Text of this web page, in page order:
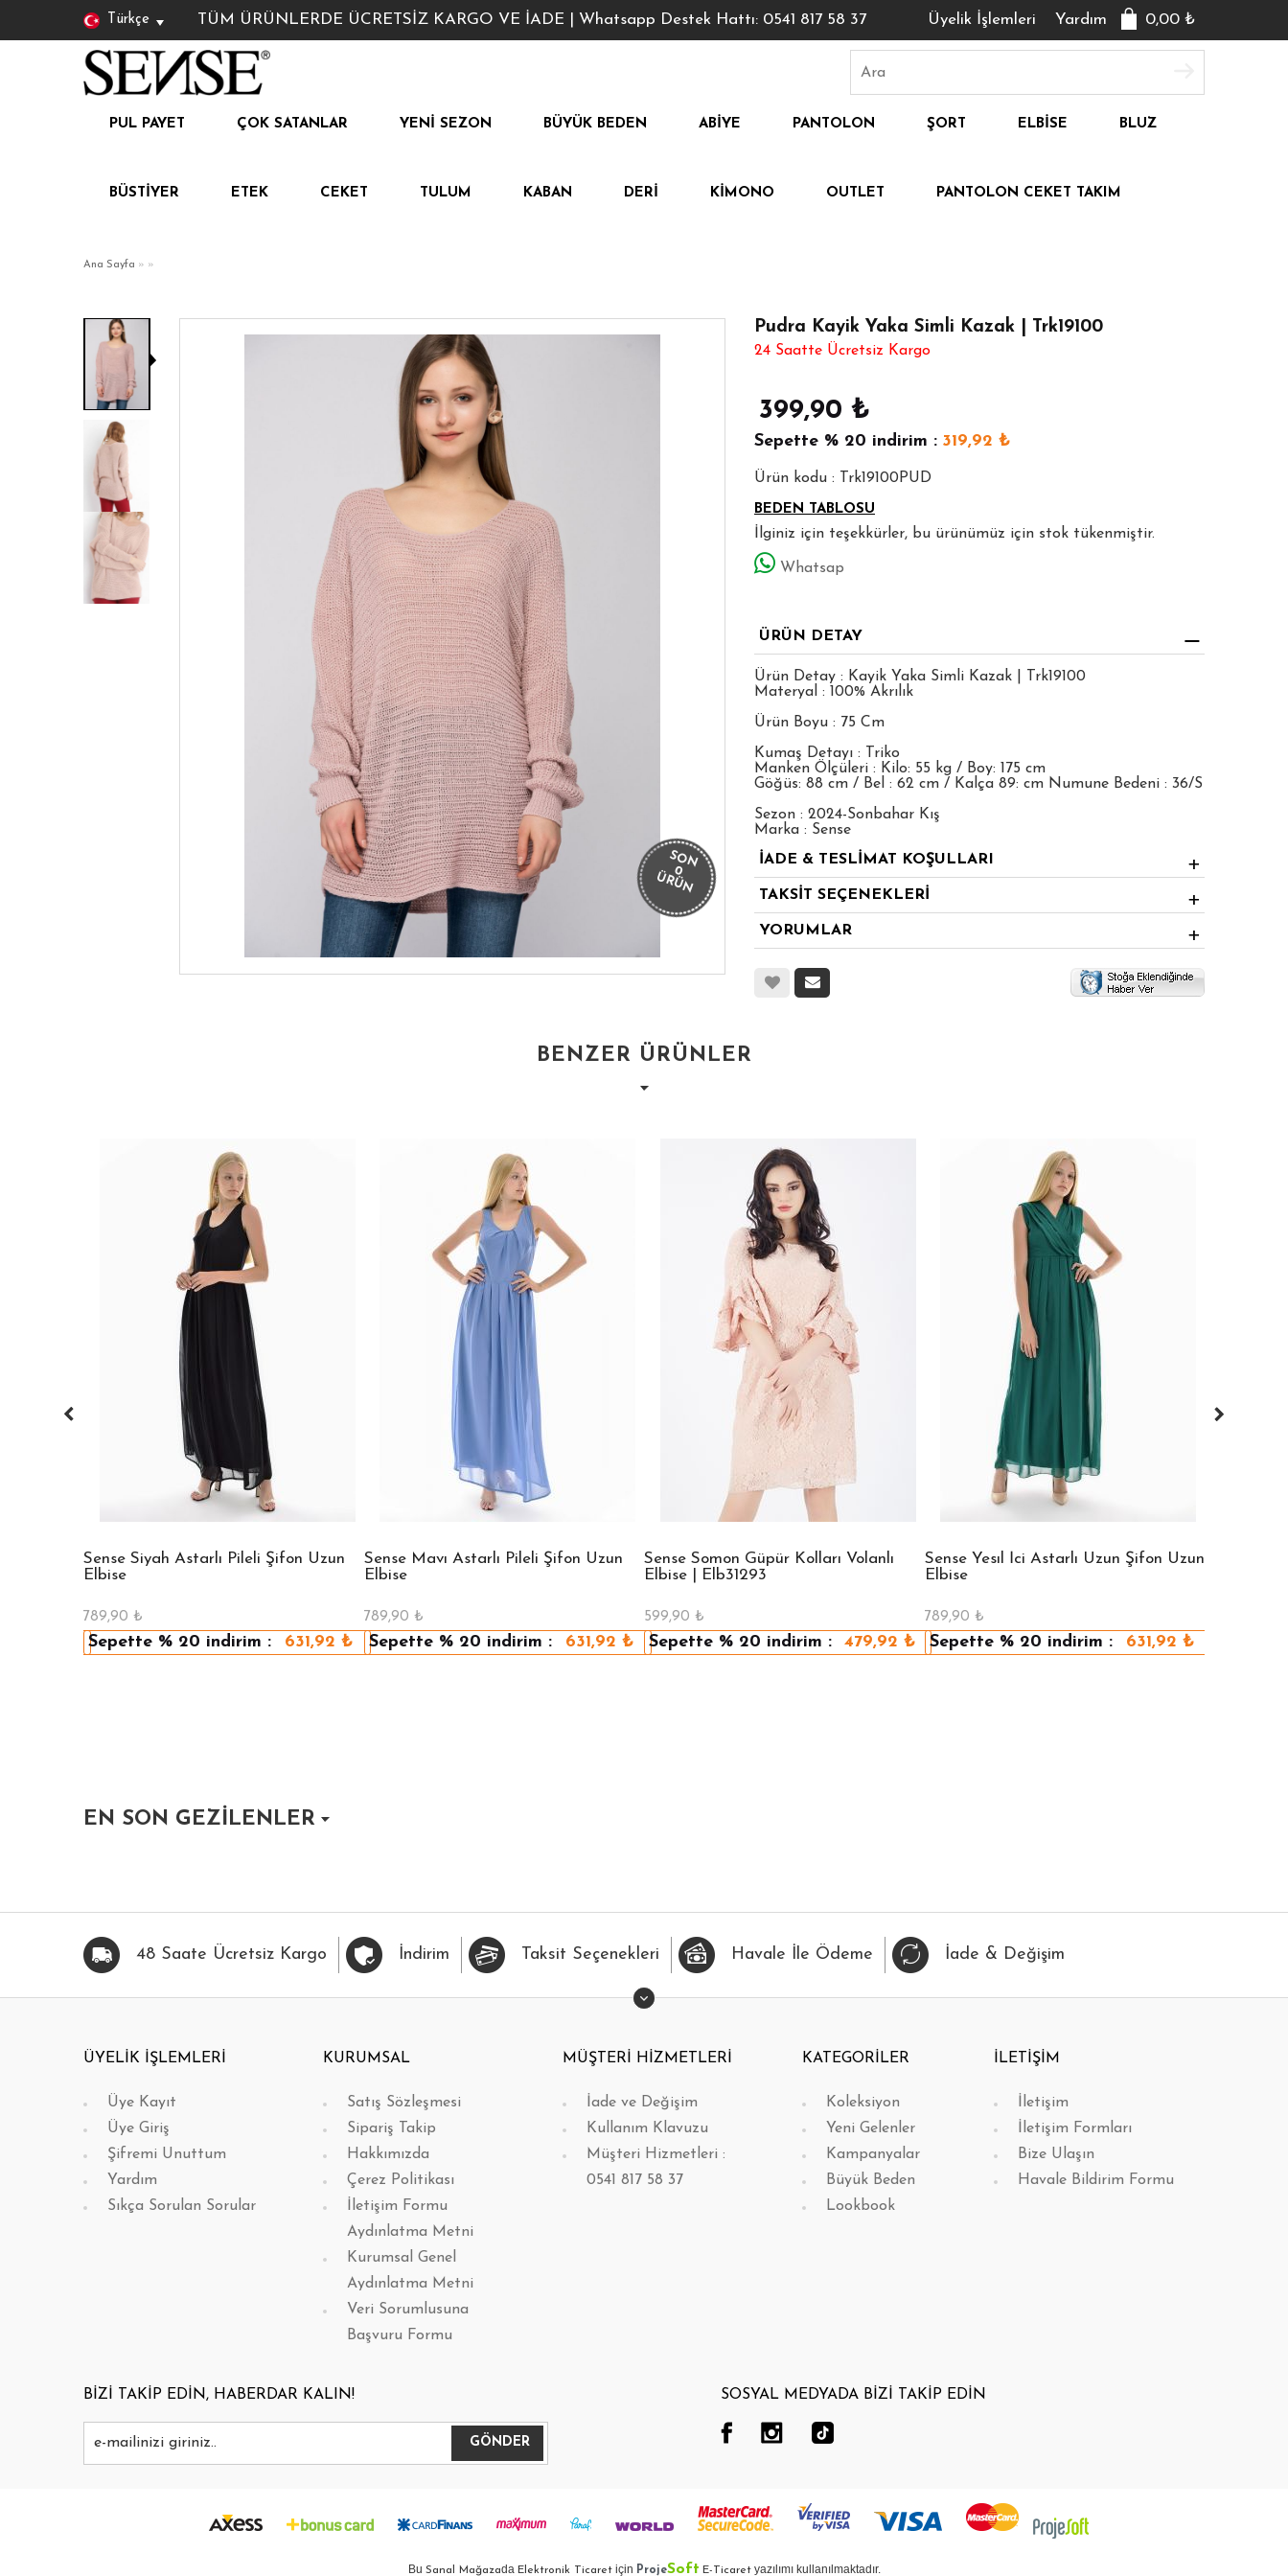
Türkçe TÜM ÜRÜNLERDE ÜCRETSİZ KARGO VE İADE | Whatsapp Destek Hattı: 0541 817 58 37 0,00 ₺
Yardım
Üyelik İşlemleri
PUL PAYET ÇOK SATANLAR YENI SEZON BÜYÜK BEDEN ABIYE PANTOLON ŞORT ELBISE BLUZ
BÜSTIYER ETEK CEKET TULUM KABAN DERI KIMONO OUTLET PANTOLON CEKET TAKIM
Ana Sayfa » »
SON
0
ÜRÜN
Pudra Kayik Yaka Simli Kazak | Trk19100
24 Saatte Ücretsiz Kargo
399,90 ₺
Sepette % 20 indirim : 319,92 ₺
Ürün kodu : Trk19100PUD
BEDEN TABLOSU
İlginiz için teşekkürler, bu ürünümüz için stok tükenmiştir.
Whatsap
ÜRÜN DETAY
Ürün Detay : Kayik Yaka Simli Kazak | Trk19100
Materyal : 100% Akrılık
Ürün Boyu : 75 Cm
Kumaş Detayı : Triko
Manken Ölçüleri : Kilo: 55 kg / Boy: 175 cm
Göğüs: 88 cm / Bel : 62 cm / Kalça 89: cm Numune Bedeni : 36/S
Sezon : 2024-Sonbahar Kış
Marka : Sense
İADE & TESLİMAT KOŞULLARI
TAKSİT SEÇENEKLERİ
YORUMLAR
BENZER ÜRÜNLER
HIZLI BAK FAVORİLERİME EKLE HIZLI BAK
Sense Siyah Astarlı Pileli Şifon Uzun
Elbise
789,90 ₺
Sepette % 20 indirim : 631,92 ₺
FAVORİLERİME EKLE HIZLI BAK
Sense Mavı Astarlı Pileli Şifon Uzun
Elbise
789,90 ₺
Sepette % 20 indirim : 631,92 ₺
FAVORİLERİME EKLE HIZLI BAK
Sense Somon Güpür Kolları Volanlı
Elbise | Elb31293
599,90 ₺
Sepette % 20 indirim : 479,92 ₺
FAVORİLERİME EKLE HIZLI BAK
Sense Yesıl İci Astarlı Uzun Şifon Uzun
Elbise
789,90 ₺
Sepette % 20 indirim : 631,92 ₺
EN SON GEZİLENLER
48 Saate Ücretsiz Kargo İndirim Taksit Seçenekleri Havale İle Ödeme İade & Değişim
ÜYELİK İŞLEMLERİ
Üye Kayıt
Üye Giriş
Şifremi Unuttum
Yardım
Sıkça Sorulan Sorular
KURUMSAL
Satış Sözleşmesi
Sipariş Takip
Hakkımızda
Çerez Politikası
İletişim Formu
Aydınlatma Metni
Kurumsal Genel
Aydınlatma Metni
Veri Sorumlusuna
Başvuru Formu
MÜŞTERİ HİZMETLERİ
İade ve Değişim
Kullanım Klavuzu
Müşteri Hizmetleri :
0541 817 58 37
KATEGORİLER
Koleksiyon
Yeni Gelenler
Kampanyalar
Büyük Beden
Lookbook
İLETİŞİM
İletişim
İletişim Formları
Bize Ulaşın
Havale Bildirim Formu
BİZİ TAKİP EDİN, HABERDAR KALIN! SOSYAL MEDYADA BİZİ TAKİP EDİN
Bu Sanal Mağazada Elektronik Ticaretiçin ProjeSoft E-Ticaretyazılımı kullanılmaktadır.